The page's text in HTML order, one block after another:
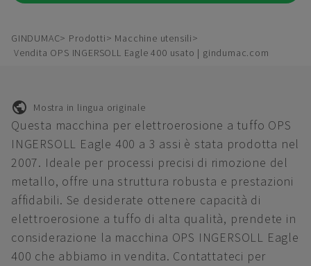
GINDUMAC Prodotti
Macchine utensili
Vendita OPS INGERSOLL Eagle 400 usato | gindumac.com
Mostra in lingua originale
Questa macchina per elettroerosione a tuffo OPS
INGERSOLL Eagle 400 a 3 assi è stata prodotta nel
2007. Ideale per processi precisi di rimozione del
metallo, offre una struttura robusta e prestazioni
affidabili. Se desiderate ottenere capacità di
elettroerosione a tuffo di alta qualità, prendete in
considerazione la macchina OPS INGERSOLL Eagle
400 che abbiamo in vendita. Contattateci per